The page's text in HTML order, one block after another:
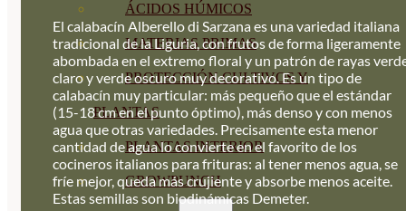
ÁCIDOS HÚMICOS
MATERIAS PRIMAS
PROTECCIÓN CULTIVOS Y
PLANTAS
PLANTAS INTERIOR
GROWPUNCH
El calabacín Alberello di Sarzana es una variedad italiana
tradicional de la Liguria, con frutos de forma ligeramente
abombada en el extremo floral y un patrón de rayas
claro y verde oscuro muy decorativo. Es un tipo de
calabacín muy particular: más pequeño que el estándar
(15-18 cm en el punto óptimo), más denso y con menos
agua que otras variedades. Precisamente esta menor
cantidad de agua lo convierte en el favorito de los
cocineros italianos para frituras: al tener menos agua, se
fríe mejor, queda más crujiente y absorbe menos aceite.
Estas semillas son biodinámicas Demeter.